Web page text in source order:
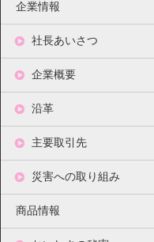
企業情報
社長あいさつ
企業概要
沿革
主要取引先
災害への取り組み
商品情報